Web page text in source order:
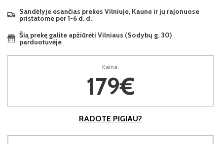
Sandėlyje esančias prekes Vilniuje, Kaune ir jų rajonuose
pristatome per 1-6 d. d.
Šią prekę galite apžiūrėti Vilniaus (Sodybų g. 30)
parduotuvėje
Kaina:
179€
RADOTE PIGIAU?